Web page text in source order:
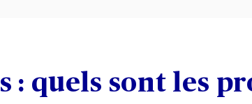
: quels sont les